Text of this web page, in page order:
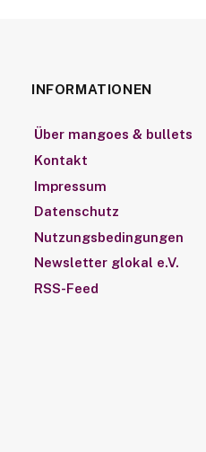
INFORMATIONEN
Über mangoes & bullets
Kontakt
Impressum
Datenschutz
Nutzungsbedingungen
Newsletter glokal e.V.
RSS-Feed